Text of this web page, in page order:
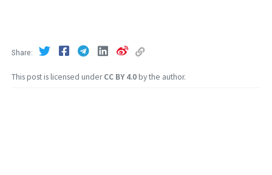
This post is licensed underCC BY 4.0by the author.
Share